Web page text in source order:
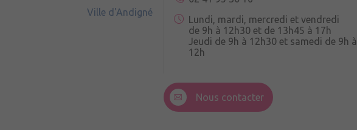
Ville d'Andigné
Lundi, mardi, mercredi et vendredi
de 9h à 12h30 et de 13h45 à 17h
Jeudi de 9h à 12h30 et samedi de 9h à
12h
Nous contacter